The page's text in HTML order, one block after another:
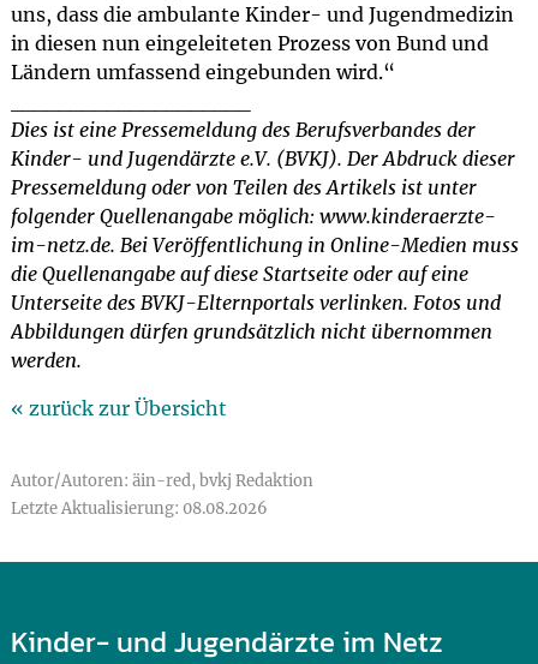
uns, dass die ambulante Kinder- und Jugendmedizin
in diesen nun eingeleiteten Prozess von Bund und
Ländern umfassend eingebunden wird.“
Dies ist eine Pressemeldung des Berufsverbandes der
Kinder- und Jugendärzte e.V. (BVKJ). Der Abdruck dieser
Pressemeldung oder von Teilen des Artikels ist unter
folgender Quellenangabe möglich: www.kinderaerzte-
im-netz.de. Bei Veröffentlichung in Online-Medien muss
die Quellenangabe auf diese Startseite oder auf eine
Unterseite des BVKJ-Elternportals verlinken. Fotos und
Abbildungen dürfen grundsätzlich nicht übernommen
werden.
« zurück zur Übersicht
Autor/Autoren: äin-red, bvkj Redaktion
Letzte Aktualisierung: 08.08.2026
Kinder- und Jugendärzte im Netz